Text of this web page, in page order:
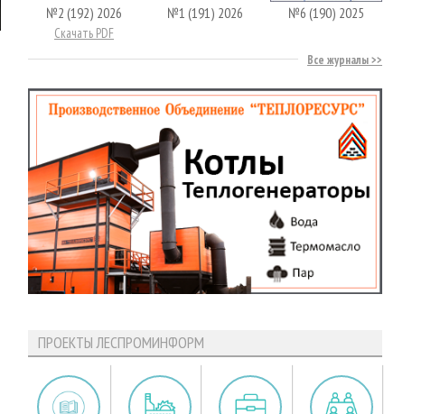
№2 (192) 2026
Скачать PDF
№1 (191) 2026 №6 (190) 2025
Все журналы
ПРОЕКТЫ ЛЕСПРОМИНФОРМ